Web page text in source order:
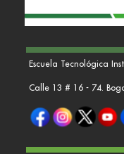
Escuela Tecnológica
Calle 13 # 16 - 74.